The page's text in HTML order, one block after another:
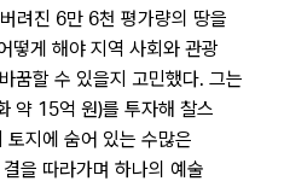
려진 6만 6천 평가량의 땅을
떻게 해야 지역 사회와 관광
꿈할 수 있을지 고민했다. 그는
약 15억 원)를 투자해 찰스
토지에 숨어 있는 수많은
을 따라가며 하나의 예술